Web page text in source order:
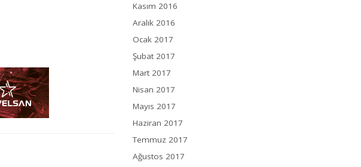
Kasım 2016
Aralık 2016
Ocak 2017
Şubat 2017
Mart 2017
Nisan 2017
Mayıs 2017
Haziran 2017
Temmuz 2017
Ağustos 2017